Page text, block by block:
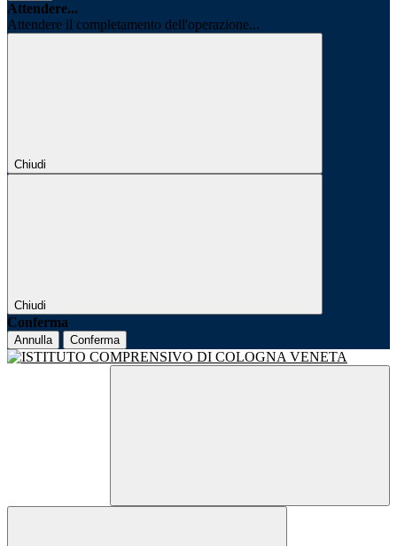
Attendere...
Attendere il completamento dell'operazione...
Chiudi
Chiudi
Conferma
Annulla Conferma